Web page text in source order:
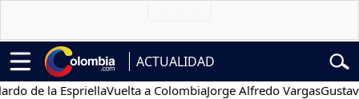
ACTUALIDAD
de la EspriellaVuelta a ColombiaJorge Alfredo VargasGustavo